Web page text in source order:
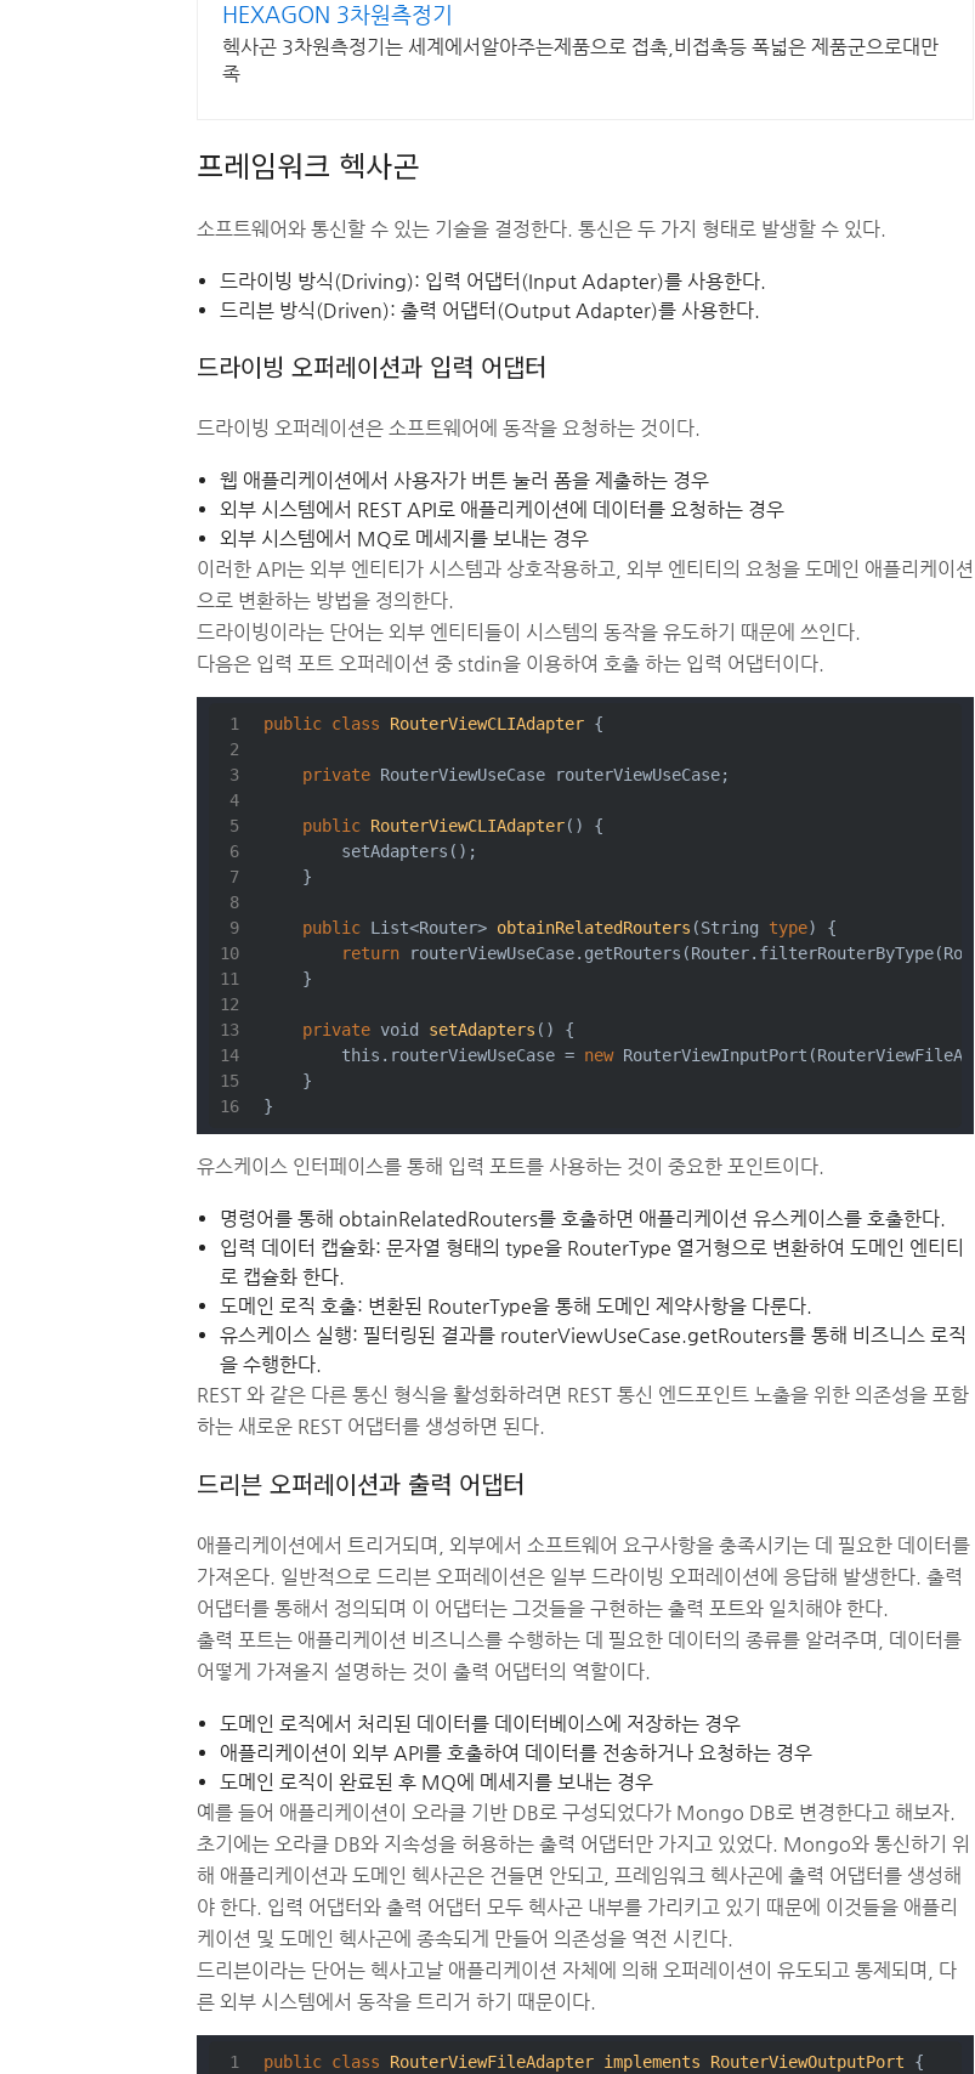
HEXAGON 3차원측정기
헥사곤 3차원측정기는 세계에서알아주는제품으로 접촉,비접촉등 폭넓은 제품군으로대만
족
프레임워크 헥사곤
소프트웨어와 통신할 수 있는 기술을 결정한다. 통신은 두 가지 형태로 발생할 수 있다.
드라이빙 방식(Driving): 입력 어댑터(Input Adapter)를 사용한다.
드리븐 방식(Driven): 출력 어댑터(Output Adapter)를 사용한다.
드라이빙 오퍼레이션과 입력 어댑터
드라이빙 오퍼레이션은 소프트웨어에 동작을 요청하는 것이다.
웹 애플리케이션에서 사용자가 버튼 눌러 폼을 제출하는 경우
외부 시스템에서 REST API로 애플리케이션에 데이터를 요청하는 경우
외부 시스템에서 MQ로 메세지를 보내는 경우
이러한 API는 외부 엔티티가 시스템과 상호작용하고, 외부 엔티티의 요청을 도메인 애플리케이션
으로 변환하는 방법을 정의한다.
드라이빙이라는 단어는 외부 엔티티들이 시스템의 동작을 유도하기 때문에 쓰인다.
다음은 입력 포트 오퍼레이션 중 stdin을 이용하여 호출 하는 입력 어댑터이다.
public class RouterViewCLIAdapter {
private RouterViewUseCase routerViewUseCase;
public RouterViewCLIAdapter( )
{
        setAdapters();
    }
public List<Router> obtainRelatedRouters (String type)
{
return
    }
private void setAdapters ( )
{
this .routerViewUseCase = new
    }
}
유스케이스 인터페이스를 통해 입력 포트를 사용하는 것이 중요한 포인트이다.
명령어를 통해 obtainRelatedRouters를 호출하면 애플리케이션 유스케이스를 호출한다.
입력 데이터 캡슐화: 문자열 형태의 type을 RouterType 열거형으로 변환하여 도메인 엔티티
로 캡슐화 한다.
도메인 로직 호출: 변환된 RouterType을 통해 도메인 제약사항을 다룬다.
유스케이스 실행: 필터링된 결과를 routerViewUseCase.getRouters를 통해 비즈니스 로직
을 수행한다.
REST 와 같은 다른 통신 형식을 활성화하려면 REST 통신 엔드포인트 노출을 위한 의존성을 포함
하는 새로운 REST 어댑터를 생성하면 된다.
드리븐 오퍼레이션과 출력 어댑터
애플리케이션에서 트리거되며, 외부에서 소프트웨어 요구사항을 충족시키는 데 필요한 데이터를
가져온다. 일반적으로 드리븐 오퍼레이션은 일부 드라이빙 오퍼레이션에 응답해 발생한다. 출력
어댑터를 통해서 정의되며 이 어댑터는 그것들을 구현하는 출력 포트와 일치해야 한다.
출력 포트는 애플리케이션 비즈니스를 수행하는 데 필요한 데이터의 종류를 알려주며, 데이터를
어떻게 가져올지 설명하는 것이 출력 어댑터의 역할이다.
도메인 로직에서 처리된 데이터를 데이터베이스에 저장하는 경우
애플리케이션이 외부 API를 호출하여 데이터를 전송하거나 요청하는 경우
도메인 로직이 완료된 후 MQ에 메세지를 보내는 경우
예를 들어 애플리케이션이 오라클 기반 DB로 구성되었다가 Mongo DB로 변경한다고 해보자.
초기에는 오라클 DB와 지속성을 허용하는 출력 어댑터만 가지고 있었다. Mongo와 통신하기 위
해 애플리케이션과 도메인 헥사곤은 건들면 안되고, 프레임워크 헥사곤에 출력 어댑터를 생성해
야 한다. 입력 어댑터와 출력 어댑터 모두 헥사곤 내부를 가리키고 있기 때문에 이것들을 애플리
케이션 및 도메인 헥사곤에 종속되게 만들어 의존성을 역전 시킨다.
드리븐이라는 단어는 헥사고날 애플리케이션 자체에 의해 오퍼레이션이 유도되고 통제되며, 다
른 외부 시스템에서 동작을 트리거 하기 때문이다.
public class RouterViewFileAdapter implements RouterViewOutputPort {